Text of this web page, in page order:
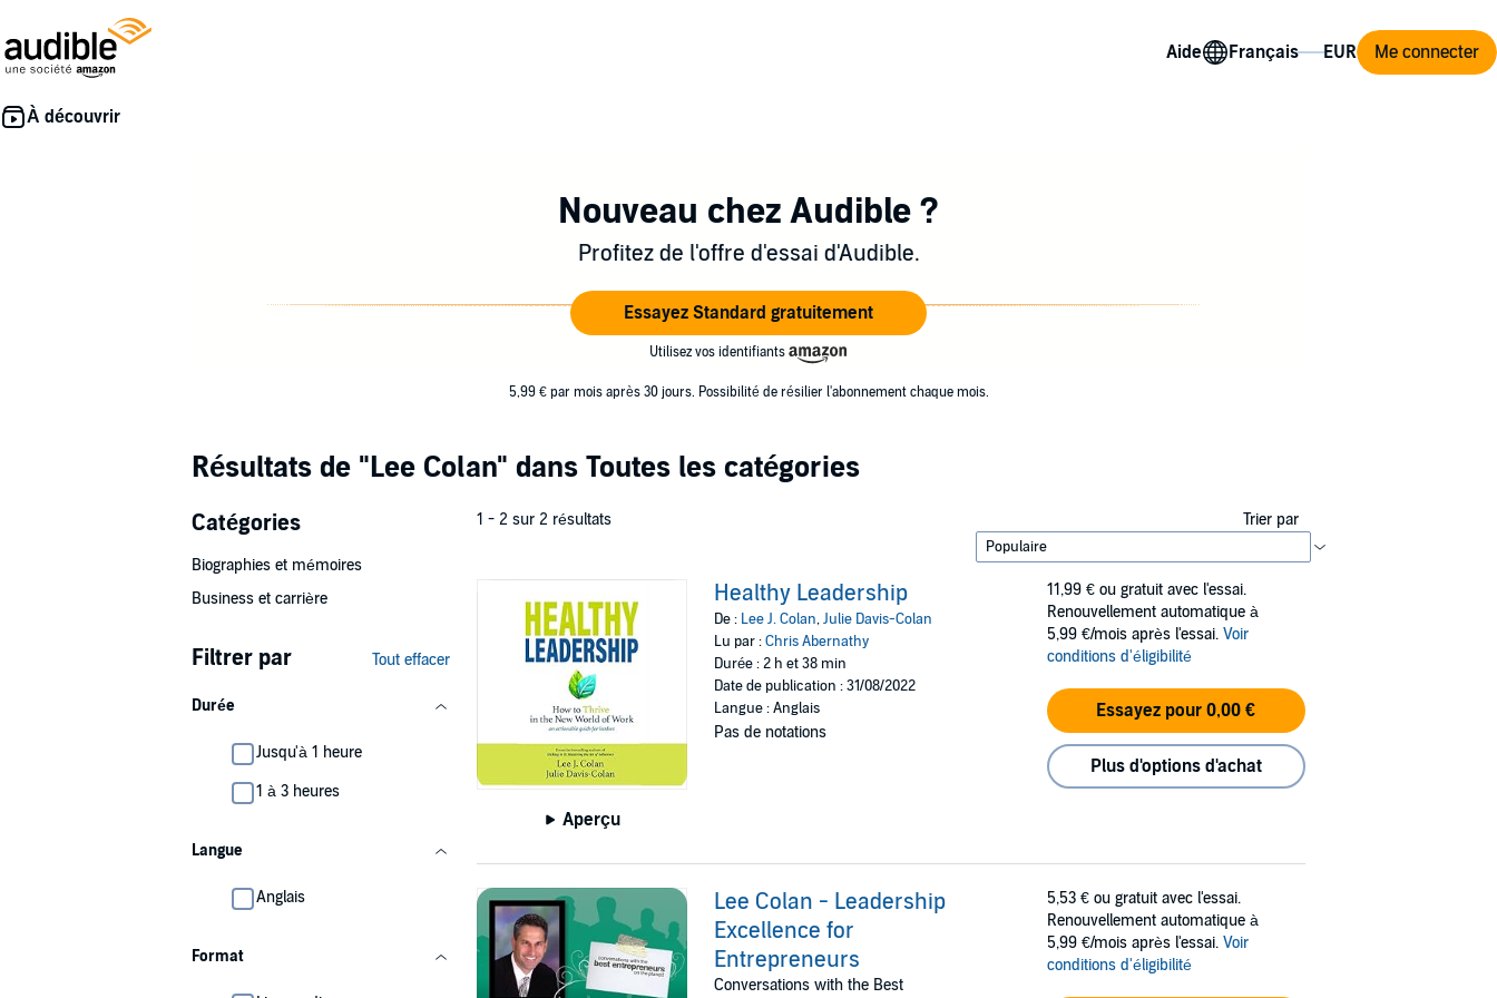
Aide Me connecter
Nouveau chez Audible ?
Profitez de l'offre d'essai d'Audible.
Essayez Standard gratuitement
Utilisez vos identifiants
5,99 € par mois après 30 jours. Possibilité de résilier l'abonnement chaque mois.
Résultats de "Lee Colan" dans Toutes les catégories
Catégories
Biographies et mémoires
Business et carrière
Filtrer par Tout effacer
Durée
Jusqu'à 1 heure
1 à 3 heures
Langue
Anglais
Format
1 - 2 sur 2 résultats Trier par
Aperçu
Healthy Leadership
De : Lee J. Colan,Julie Davis-Colan
Lu par :Chris Abernathy
Durée : 2 h et 38 min
Date de publication : 31/08/2022
Langue : Anglais
Pas de notations
11,99 € ou gratuit avec l'essai.
Renouvellement automatique à
5,99 €/mois après l'essai. Voir
conditions d'éligibilité
Essayez pour 0,00 €
Plus d'options d'achat
Lee Colan - Leadership
Excellence for
Entrepreneurs
Conversations with the Best
5,53 € ou gratuit avec l'essai.
Renouvellement automatique à
5,99 €/mois après l'essai. Voir
conditions d'éligibilité